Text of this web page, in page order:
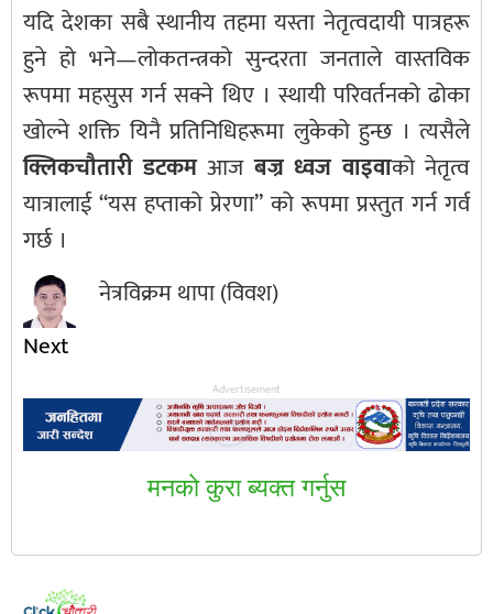
यदि देशका सबै स्थानीय तहमा यस्ता नेतृत्वदायी पात्रहरू
हुने हो भने—लोकतन्त्रको सुन्दरता जनताले वास्तविक
रूपमा महसुस गर्न सक्ने थिए । स्थायी परिवर्तनको ढोका
खोल्ने शक्ति यिनै प्रतिनिधिहरूमा लुकेको हुन्छ । त्यसैले
क्लिकचौतारी डटकमआजबज्र ध्वज वाइवाको नेतृत्व
यात्रालाई “यस हप्ताको प्रेरणा” को रूपमा प्रस्तुत गर्न गर्व
गर्छ ।
नेत्रविक्रम थापा (विवश)
Next
Advertisement
मनकाे कुरा ब्यक्त गर्नुस